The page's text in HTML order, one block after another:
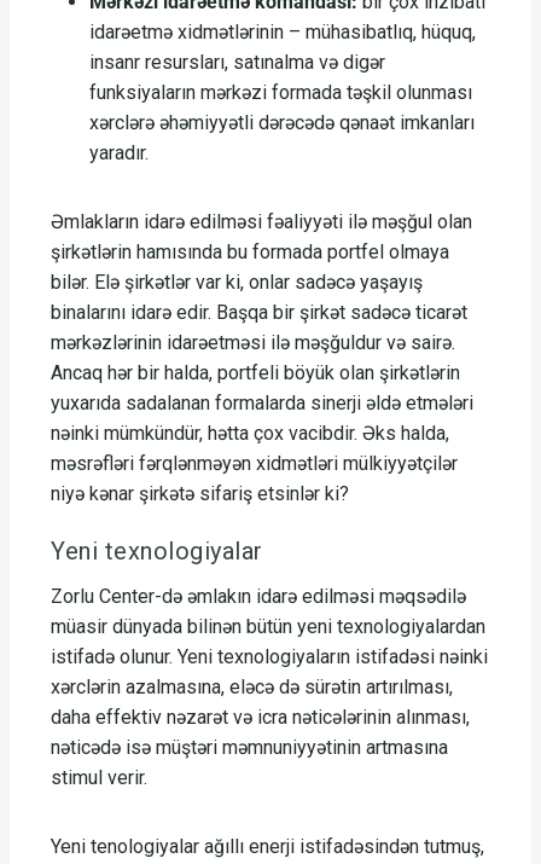
idarəetmə xidmətlərinin – mühasibatlıq, hüquq,
insanr resursları, satınalma və digər
funksiyaların mərkəzi formada təşkil olunması
xərclərə əhəmiyyətli dərəcədə qənaət imkanları
yaradır.
Əmlakların idarə edilməsi fəaliyyəti ilə məşğul olan
şirkətlərin hamısında bu formada portfel olmaya
bilər. Elə şirkətlər var ki, onlar sadəcə yaşayış
binalarını idarə edir. Başqa bir şirkət sadəcə ticarət
mərkəzlərinin idarəetməsi ilə məşğuldur və sairə.
Ancaq hər bir halda, portfeli böyük olan şirkətlərin
yuxarıda sadalanan formalarda sinerji əldə etmələri
nəinki mümkündür, hətta çox vacibdir. Əks halda,
məsrəfləri fərqlənməyən xidmətləri mülkiyyətçilər
niyə kənar şirkətə sifariş etsinlər ki?
Yeni texnologiyalar
Zorlu Center-də əmlakın idarə edilməsi məqsədilə
müasir dünyada bilinən bütün yeni texnologiyalardan
istifadə olunur. Yeni texnologiyaların istifadəsi nəinki
xərclərin azalmasına, eləcə də sürətin artırılması,
daha effektiv nəzarət və icra nəticələrinin alınması,
nəticədə isə müştəri məmnuniyyətinin artmasına
stimul verir.
Yeni tenologiyalar ağıllı enerji istifadəsindən tutmuş,